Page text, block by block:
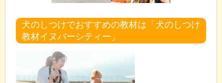
犬のしつけでおすすめの教材は「犬のしつけ
教材イヌバーシティー」